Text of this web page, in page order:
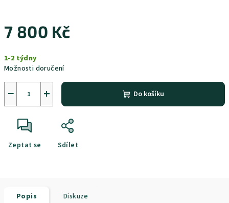
7 800 Kč
cena:
1-2 týdny
Možnosti doručení
+
− Do košíku
Zeptat se Sdílet
Popis Diskuze